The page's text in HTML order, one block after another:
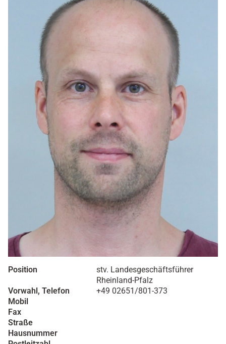
Position
stv. Landesgeschäftsführer
Rheinland-Pfalz
Vorwahl, Telefon
+49 02651/801-373
Mobil
Fax
Straße
Hausnummer